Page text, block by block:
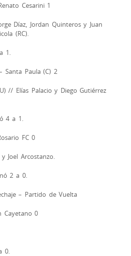
Cesarini 1
Díaz, Jordan Quinteros y Juan
(RC).
1.
Santa Paula (C) 2
// Elías Palacio y Diego Gutiérrez
4 a 1.
FC 0
Joel Arcostanzo.
2 a 0.
– Partido de Vuelta
Cayetano 0
0.